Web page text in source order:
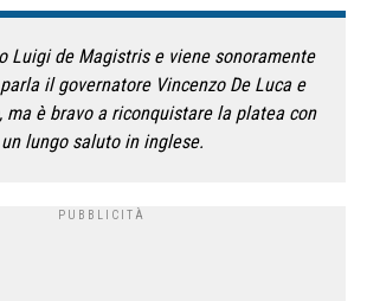
Luigi de Magistris e viene sonoramente
il governatore Vincenzo De Luca e
ma è bravo a riconquistare la platea con
un lungo saluto in inglese.